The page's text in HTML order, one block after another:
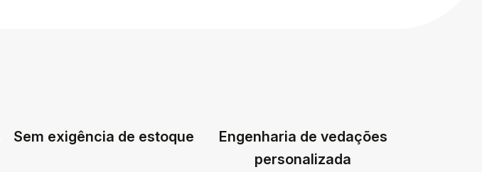
Sem exigência de estoque
Engenharia de vedações
personalizada